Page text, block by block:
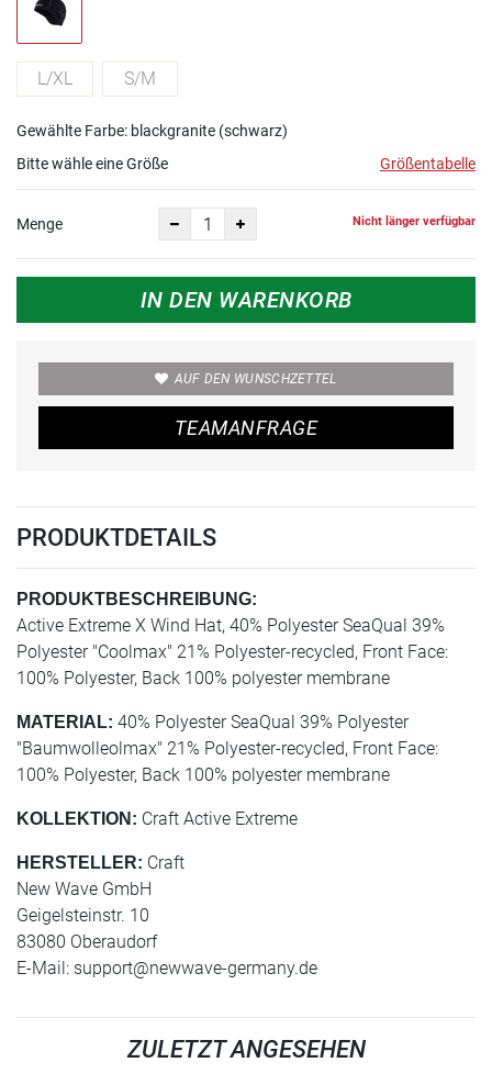
L/XL S/M
Gewählte Farbe: blackgranite (schwarz)
Bitte wähle eine Größe
Größentabelle
Menge Nicht länger verfügbar
IN DEN WARENKORB
AUF DEN WUNSCHZETTEL
TEAMANFRAGE
PRODUKTDETAILS
PRODUKTBESCHREIBUNG:
Active Extreme X Wind Hat, 40% Polyester SeaQual 39%
Polyester "Coolmax" 21% Polyester-recycled, Front Face:
100% Polyester, Back 100% polyester membrane
MATERIAL: 40% Polyester SeaQual 39% Polyester
"Baumwolleolmax" 21% Polyester-recycled, Front Face:
100% Polyester, Back 100% polyester membrane
KOLLEKTION: Craft Active Extreme
HERSTELLER: Craft
New Wave GmbH
Geigelsteinstr. 10
83080 Oberaudorf
E-Mail: support@newwave-germany.de
ZULETZT ANGESEHEN